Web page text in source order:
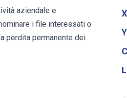
aziendale e
i file interessati o
perdita permanente dei